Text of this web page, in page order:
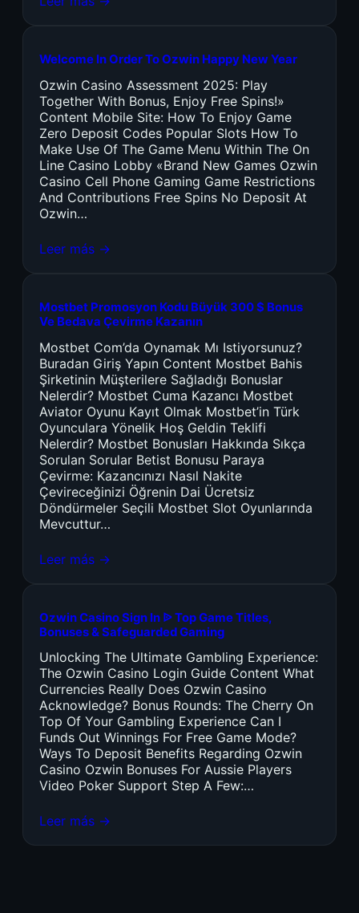
Welcome In Order To Ozwin Happy New Year
Ozwin Casino Assessment 2025: Play
Together With Bonus, Enjoy Free Spins!»
Content Mobile Site: How To Enjoy Game
Zero Deposit Codes Popular Slots How To
Make Use Of The Game Menu Within The On
Line Casino Lobby «Brand New Games Ozwin
Casino Cell Phone Gaming Game Restrictions
And Contributions Free Spins No Deposit At
Ozwin…
Leer más →
Mostbet Promosyon Kodu Büyük 300 $ Bonus
Ve Bedava Çevirme Kazanın
Mostbet Com’da Oynamak Mı Istiyorsunuz?
Buradan Giriş Yapın Content Mostbet Bahis
Şirketinin Müşterilere Sağladığı Bonuslar
Nelerdir? Mostbet Cuma Kazancı Mostbet
Aviator Oyunu Kayıt Olmak Mostbet’in Türk
Oyunculara Yönelik Hoş Geldin Teklifi
Nelerdir? Mostbet Bonusları Hakkında Sıkça
Sorulan Sorular Betist Bonusu Paraya
Çevirme: Kazancınızı Nasıl Nakite
Çevireceğinizi Öğrenin Dai Ücretsiz
Döndürmeler Seçili Mostbet Slot Oyunlarında
Mevcuttur…
Leer más →
Ozwin Casino Sign In ᐉ Top Game Titles,
Bonuses & Safeguarded Gaming
Unlocking The Ultimate Gambling Experience:
The Ozwin Casino Login Guide Content What
Currencies Really Does Ozwin Casino
Acknowledge? Bonus Rounds: The Cherry On
Top Of Your Gambling Experience Can I
Funds Out Winnings For Free Game Mode?
Ways To Deposit Benefits Regarding Ozwin
Casino Ozwin Bonuses For Aussie Players
Video Poker Support Step A Few:…
Leer más →